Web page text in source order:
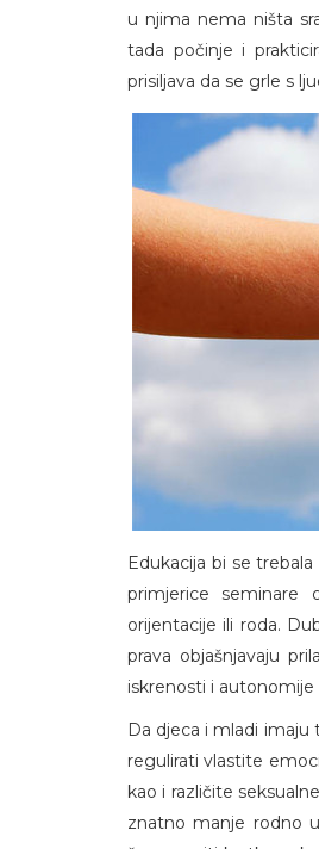
u njima nema ništa
tada počinje i
prisiljava da se grle s
Edukacija bi se
primjerice seminare
orijentacije ili roda.
prava objašnjavaju
iskrenosti i autonomije
Da djeca i mladi imaju
regulirati vlastite
kao i različite
znatno manje rodno